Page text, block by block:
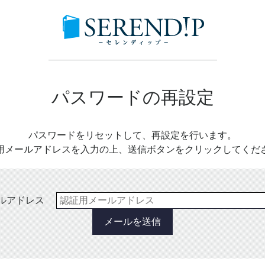
パスワードの再設定
パスワードをリセットして、再設定を行います。
メールアドレスを入力の上、送信ボタンをクリックしてくだ
アドレス